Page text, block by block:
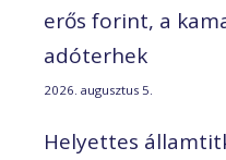
erős forint, a
adóterhek
2026. augusztus 5.
Helyettes